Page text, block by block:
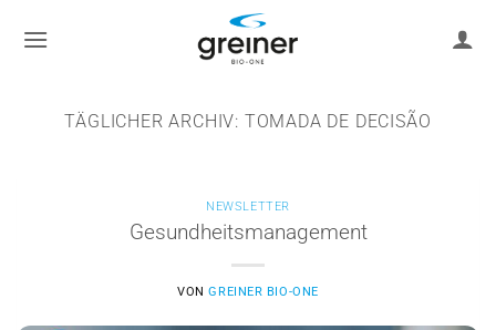
Inhalt
TÄGLICHER ARCHIV: TOMADA DE DECISÃO
NEWSLETTER
Gesundheitsmanagement
VONGREINER BIO-ONE